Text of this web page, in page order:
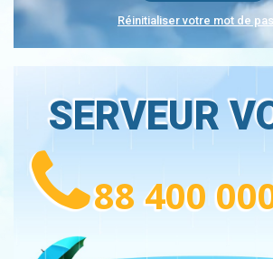
Réinitialiser votre mot de
SERVEUR
88 400